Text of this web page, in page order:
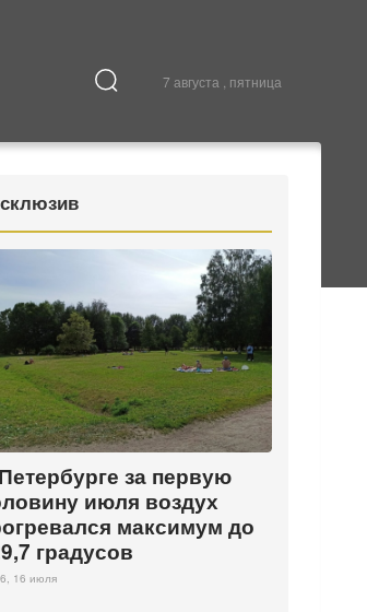
7 августа , пятница
за первую
июля воздух
максимум до
градусов
16 июля